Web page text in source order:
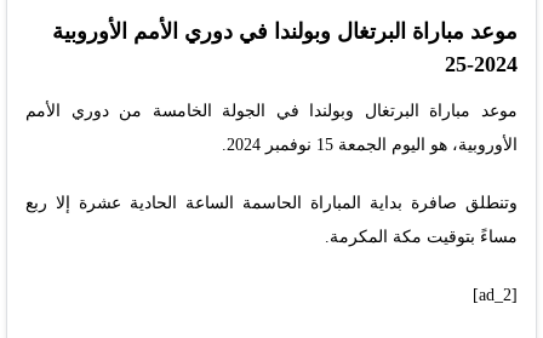
موعد مباراة البرتغال وبولندا في دوري الأمم الأوروبية
2024-25
موعد مباراة البرتغال وبولندا في الجولة الخامسة من دوري الأمم
الأوروبية، هو اليوم الجمعة 15 نوفمبر 2024.
وتنطلق صافرة بداية المباراة الحاسمة الساعة الحادية عشرة إلا ربع
مساءً بتوقيت مكة المكرمة.
[ad_2]